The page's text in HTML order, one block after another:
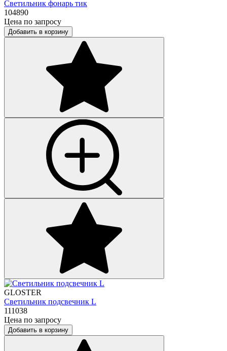
Светильник фонарь тик
104890
Цена по запросу
Добавить в корзину
GLOSTER
Светильник подсвечник L
111038
Цена по запросу
Добавить в корзину